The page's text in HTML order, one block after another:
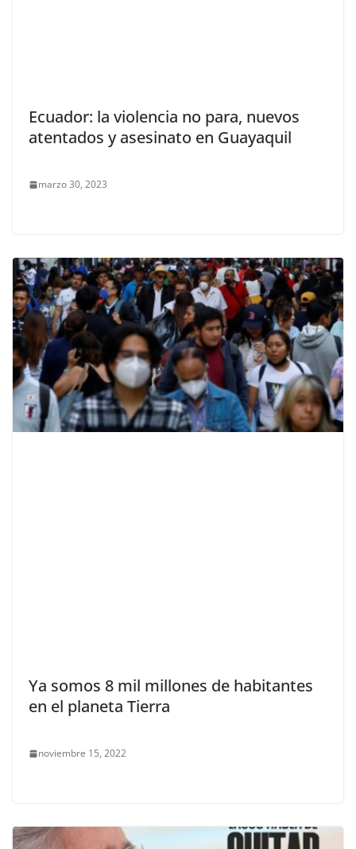
Ecuador: la violencia no para, nuevos
atentados y asesinato en Guayaquil
marzo 30, 2023
Ya somos 8 mil millones de habitantes
en el planeta Tierra
noviembre 15, 2022